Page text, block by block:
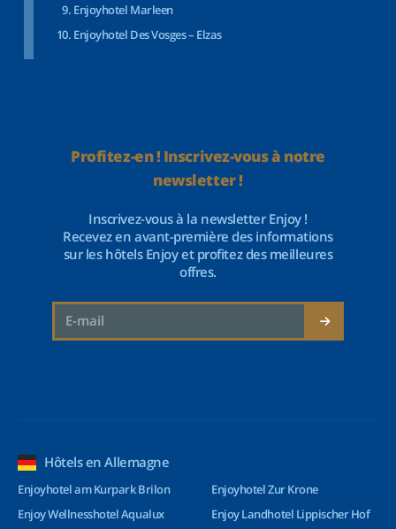
Enjoyhotel Marleen
Enjoyhotel Des Vosges – Elzas
Profitez-en ! Inscrivez-vous à notre
newsletter !
Inscrivez-vous à la newsletter Enjoy !
Recevez en avant-première des informations
sur les hôtels Enjoy et profitez des meilleures
offres.
Hôtels en Allemagne
Enjoyhotel am Kurpark Brilon
Enjoy Wellnesshotel Aqualux
Enjoyhotel Zur Krone
Enjoy Landhotel Lippischer Hof